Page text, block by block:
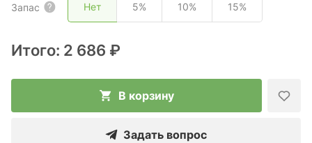
Запас Нет 5% 10% 15%
Итого: 2 686 ₽
В корзину
Задать вопрос